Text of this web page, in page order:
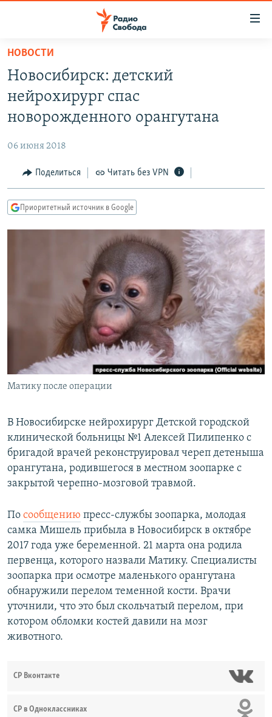
упрощенного
доступа
Вернуться
основному
Вернутся
Вернутся
ПРОГРАММЫ
АВТОРСКИЕ ПРОЕКТЫ
МНЕНИЯ
КУЛЬТУРА
КАВКАЗ.РЕАЛИИ
СИБИРЬ.РЕАЛИИ
РАСПИСАНИЕ ВЕЩАНИЯ
ПОДПИШИТЕСЬ НА РАССЫЛКУ
СОЦИАЛЬНЫЕ СЕТИ
Все сайты РСЕ/РС
НОВОСТИ
Новосибирск: детский
нейрохирург спас
новорожденного орангутана
06 июня 2018
Поделиться Читать без VPN
Приоритетный источник в Google
Матику после операции
В Новосибирске нейрохирург Детской городской
клинической больницы №1 Алексей Пилипенко с
бригадой врачей реконструировал череп детеныша
орангутана, родившегося в местном зоопарке с
закрытой черепно-мозговой травмой.
По сообщению пресс-службы зоопарка, молодая
самка Мишель прибыла в Новосибирск в октябре
2017 года уже беременной. 21 марта она родила
первенца, которого назвали Матику. Специалисты
зоопарка при осмотре маленького орангутана
обнаружили перелом теменной кости. Врачи
уточнили, что это был скольчатый перелом, при
котором обломки костей давили на мозг
животного.
СР Вконтакте
СР в Одноклассниках